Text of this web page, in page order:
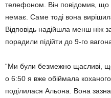
телефоном. Він повідомив, що
немає. Саме тоді вона
Відповідь надійшла менш ніж
порадили підійти до 9-го
“Ми були безмежно щасливі,
о 6:50 я вже обіймала
поділилася Альона. Вона